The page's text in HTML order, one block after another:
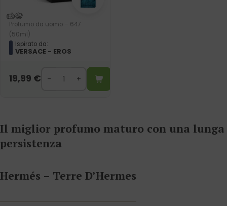
Profumo da uomo – 647
(50ml)
Ispirato da:
VERSACE - EROS
19,99 €
Il miglior profumo maturo con una lunga
persistenza
Hermés – Terre D’Hermes